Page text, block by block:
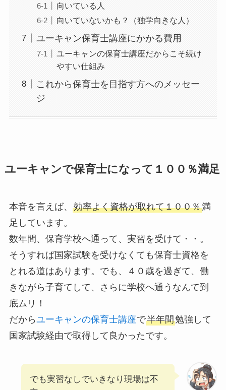
向いている人
向いていないかも？（独学向きな人）
ユーキャン保育士講座にかかる費用
ユーキャンの保育士講座だからこそ続け
やすい仕組み
これから保育士を目指す方へのメッセー
ジ
ユーキャンで保育士になって１００％満足
本音を言えば、 効率よく資格が取れて１００％満
足しています。
数年間、保育学校へ通って、実習を受けて・・。
そうすれば国家試験を受けなくても保育士資格を
とれる道はあります。でも、４０歳を過ぎて、働
きながら子育てして、さらに学校へ通うなんて到
底ムリ！
だからユーキャンの保育士講座で半年間勉強して
国家試験経由で取得して良かったです。
でも実習なしでいきなり現場は不